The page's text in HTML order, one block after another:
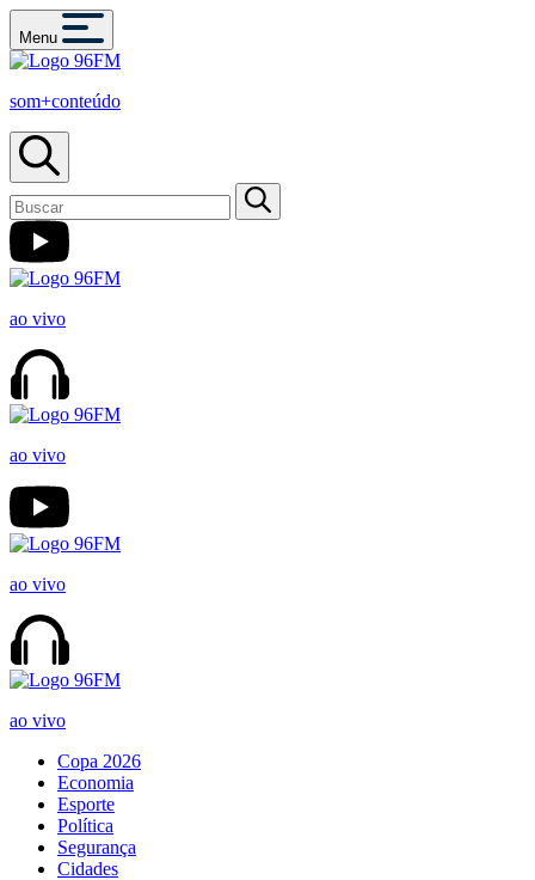
Menu
som+conteúdo
ao vivo
ao vivo
ao vivo
ao vivo
Copa 2026
Economia
Esporte
Política
Segurança
Cidades